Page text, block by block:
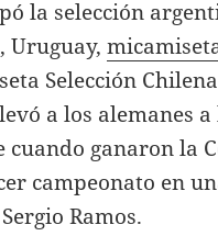
la selección
Uruguay,
Selección
a los alemanes
cuando ganaron la
campeonato en
Ramos.